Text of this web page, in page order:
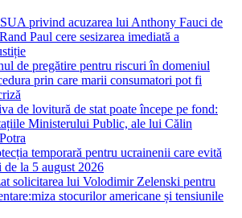
privind acuzarea lui Anthony Fauci de
Paul cere sesizarea imediată a
de pregătire pentru riscuri în domeniul
prin care marii consumatori pot fi
de lovitură de stat poate începe pe fond:
Ministerului Public, ale lui Călin
temporară pentru ucrainenii care evită
la 5 august 2026
solicitarea lui Volodimir Zelenski pentru
stocurilor americane și tensiunile